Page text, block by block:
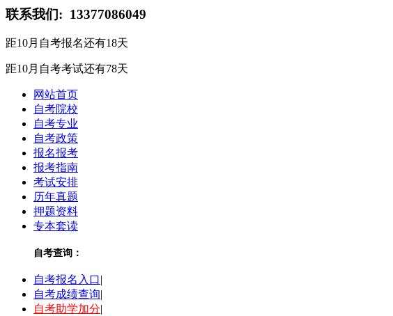
联系我们: 13377086049
距10月自考报名还有18天
距10月自考考试还有78天
网站首页
自考院校
自考专业
自考政策
报名报考
报考指南
考试安排
历年真题
押题资料
专本套读
自考查询：
自考报名入口|
自考成绩查询|
自考助学加分|